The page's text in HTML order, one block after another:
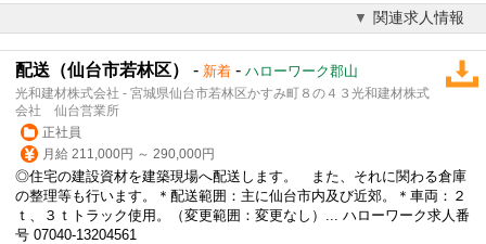
関連求人情報
配送（仙台市若林区） - 新着 - ハローワーク郡山
光和建材株式会社 - 宮城県仙台市若林区かすみ町８の４３光和建材株式
会社 仙台営業所
正社員
月給 211,000円 ～ 290,000円
◎住宅の建設資材を建築現場へ配送します。 また、それに関わる倉庫
の整理等も行います。＊配送範囲：主に仙台市内及び近郊。＊車両：２
ｔ、３ｔトラック使用。（変更範囲：変更なし）... ハローワーク求人番
号 07040-13204561